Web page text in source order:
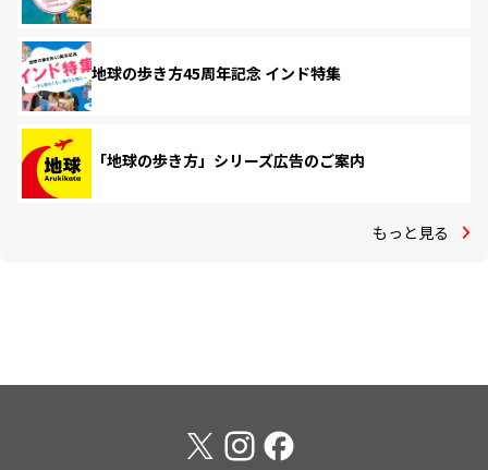
地球の歩き方45周年記念 インド特集
「地球の歩き方」シリーズ広告のご案内
もっと見る